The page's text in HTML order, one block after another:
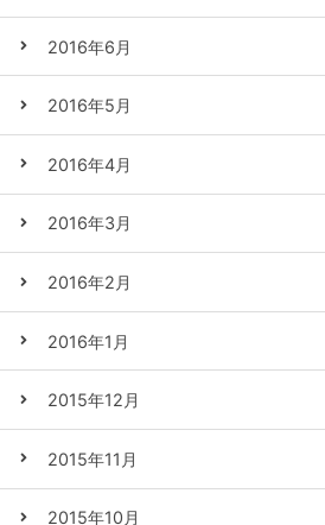
2016年6月
2016年5月
2016年4月
2016年3月
2016年2月
2016年1月
2015年12月
2015年11月
2015年10月